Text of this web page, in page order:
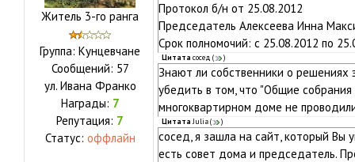
Житель 3-го ранга
Группа: Кунцевчане
Сообщений: 57
ул. Ивана Франко
Награды: 7
Репутация: 7
Статус: оффлайн
Протокол б/н от 25.08.2012
Председатель Алексеева Инна
Срок полномочий: с 25.08.2012 по
Цитата сосед ( )
Знают ли собственники о решениях
убедить в том, что "Общие
многоквартирном доме не
Цитата Julia( )
сосед, я зашла на сайт, который Вы
есть совет дома и председатель.